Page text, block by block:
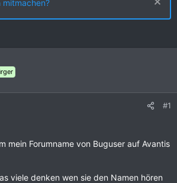
mitmachen?
#1
mein Forumname von Buguser auf Avantis
viele denken wen sie den Namen hören